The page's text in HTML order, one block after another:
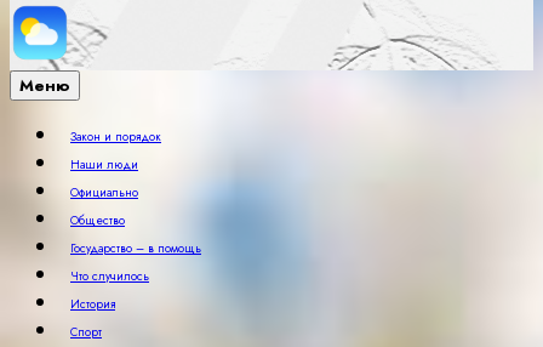
Меню
Закон и порядок
Наши люди
Официально
Общество
Государство – в помощь
Что случилось
История
Спорт